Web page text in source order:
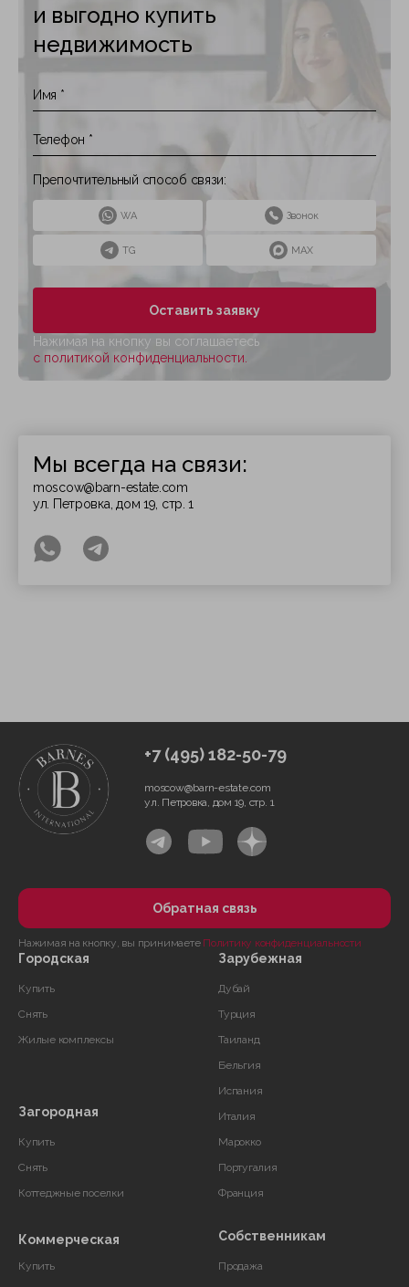
и выгодно купить
недвижимость
Препочтительный способ связи:
WA Звонок
TG MAX
Оставить заявку
Нажимая на кнопку вы соглашаетесь
с политикой конфиденциальности.
Мы всегда на связи:
moscow@barn-estate.com
ул. Петровка, дом 19, стр. 1
Городская
Купить
Снять
Жилые комплексы
Загородная
Купить
Снять
Коттеджные поселки
Зарубежная
Дубай
Турция
Таиланд
Бельгия
Испания
Италия
Марокко
Португалия
Франция
Коммерческая
Купить
Собственникам
Продажа
+7 (495) 182-50-79
moscow@barn-estate.com
ул. Петровка, дом 19, стр. 1
Обратная связь
Нажимая на кнопку, вы принимаете Политику конфиденциальности